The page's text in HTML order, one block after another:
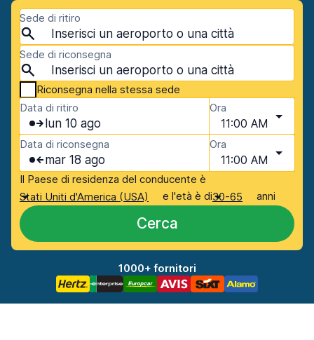
Sede di ritiro
Riconsegna nella stessa sede
Sede di riconsegna
Data di ritiro
lun 10 ago
Ora
11:00 AM
Data di riconsegna
mar 18 ago
Ora
11:00 AM
Il Paese di residenza del conducente è
Stati Uniti d'America (USA)
e l'età è di30-65 anni
Cerca
1000+ fornitori